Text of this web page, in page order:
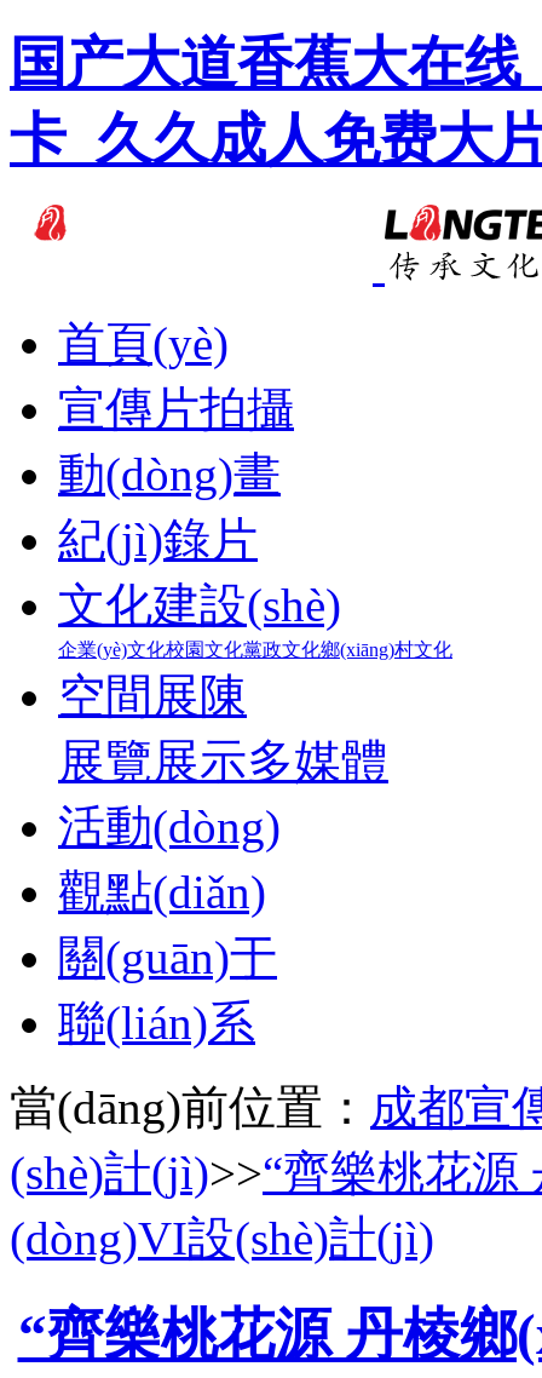
国产大道香蕉大在
卡_久久成人免费大
首頁(yè)
宣傳片拍攝
動(dòng)畫
紀(jì)錄片
文化建設(shè)
企業(yè)文化校園文化黨政文化鄉(xiāng)村文化
空間展陳
展覽展示多媒體
活動(dòng)
觀點(diǎn)
關(guān)于
聯(lián)系
當(dāng)前位置： 成都宣
(shè)計(jì)>>“齊樂桃花源
(dòng)VI設(shè)計(jì)
“齊樂桃花源 丹棱